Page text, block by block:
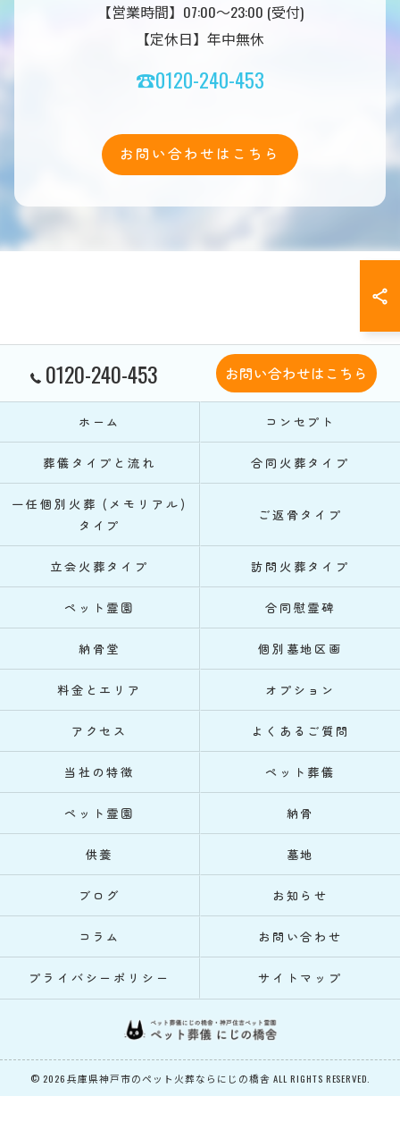
【営業時間】07:00～23:00 (受付)
【定休日】年中無休
☎0120-240-453
お問い合わせはこちら
0120-240-453 お問い合わせはこちら
ホーム コンセプト
葬儀タイプと流れ 合同火葬タイプ
一任個別火葬 (メモリアル)
タイプ
ご返骨タイプ
立会火葬タイプ 訪問火葬タイプ
ペット霊園 合同慰霊碑
納骨堂 個別墓地区画
料金とエリア オプション
アクセス よくあるご質問
当社の特徴 ペット葬儀
ペット霊園 納骨
供養 墓地
ブログ お知らせ
コラム お問い合わせ
プライバシーポリシー サイトマップ
© 2026 兵庫県神戸市のペット火葬ならにじの橋舎 ALL RIGHTS RESERVED.